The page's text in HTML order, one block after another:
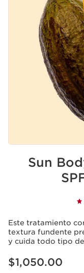
Sun
Este tratamiento
textura fundente
y cuida todo tipo
Precio actual $1,050.00
$1,050.00